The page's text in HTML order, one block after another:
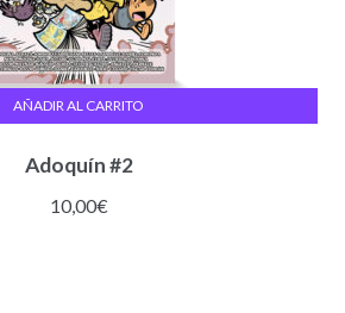
Adoquín #2
10,00€
AÑADIR AL CARRITO